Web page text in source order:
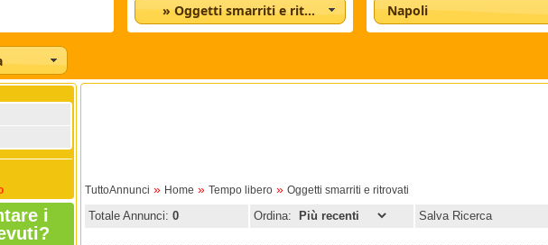
» Oggetti smarriti e ritrovati Napoli
i
TuttoAnnunci » Home » Tempo libero » Oggetti smarriti e ritrovati
Totale Annunci: 0 Ordina: Salva Ricerca